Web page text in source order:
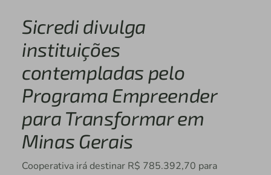
Sicredi divulga
instituições
contempladas pelo
Programa Empreender
para Transformar em
Minas Gerais
Cooperativa irá destinar R$ 785.392,70 para